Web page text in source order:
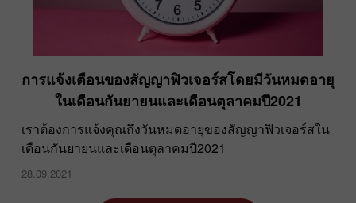
การแจ้งเตือนของสัญญาฟิวเจอร์สโดยมีวันหมดอายุ
ในเดือนกันยายนและเดือนตุลาคมปี2021
เราต้องการแจ้งคุณถึงวันหมดอายุของสัญญาฟิวเจอร์สใน
เดือนกันยายนและเดือนตุลาคมปี2021
28.09.2021